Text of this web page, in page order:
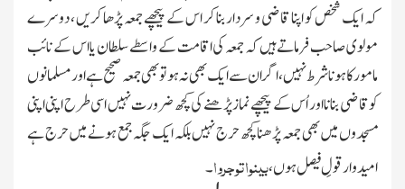
کہ ایك شخص کو اپنا قاضی و سردار بنا کر اس کے پیچھے جمعہ پڑھا کریں ، دوسرے
مولوی صاحب فرماتے ہیں کہ جمعہ کی اقامت کے واسطے سلطان یا اس کے نائب
مامور کا ہونا شرط نہیں ، اگر ان سے ایك بھی نہ ہو تو بھی جمعہ صحیح ہے اور مسلمانوں
کو قاضی بنانا اور اُس کے پیچھے نماز پڑھنے کی کچھ ضرورت نہیں اسی طرح اپنی اپنی
مسجدوں میں بھی جمعہ پڑھنا کچھ حرج نہیں بلکہ ایك جگہ جمع ہونے میں حرج ہے
امید وار قولِ فیصل ہوں ،بینوا توجروا۔